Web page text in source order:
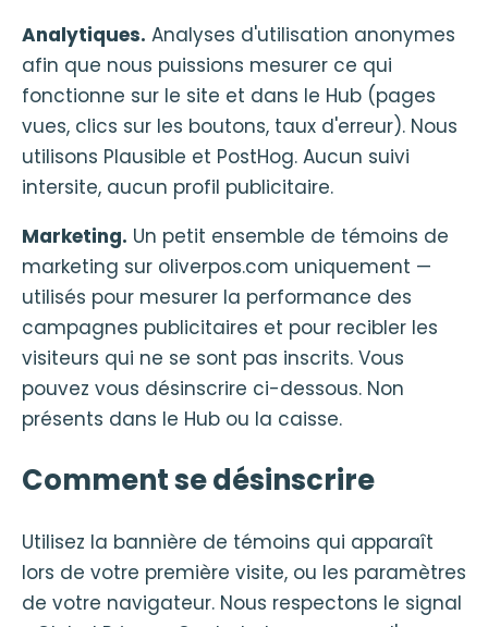
Analytiques. Analyses d'utilisation anonymes
afin que nous puissions mesurer ce qui
fonctionne sur le site et dans le Hub (pages
vues, clics sur les boutons, taux d'erreur). Nous
utilisons Plausible et PostHog. Aucun suivi
intersite, aucun profil publicitaire.
Marketing. Un petit ensemble de témoins de
marketing sur oliverpos.com uniquement —
utilisés pour mesurer la performance des
campagnes publicitaires et pour recibler les
visiteurs qui ne se sont pas inscrits. Vous
pouvez vous désinscrire ci-dessous. Non
présents dans le Hub ou la caisse.
Comment se désinscrire
Utilisez la bannière de témoins qui apparaît
lors de votre première visite, ou les paramètres
de votre navigateur. Nous respectons le signal